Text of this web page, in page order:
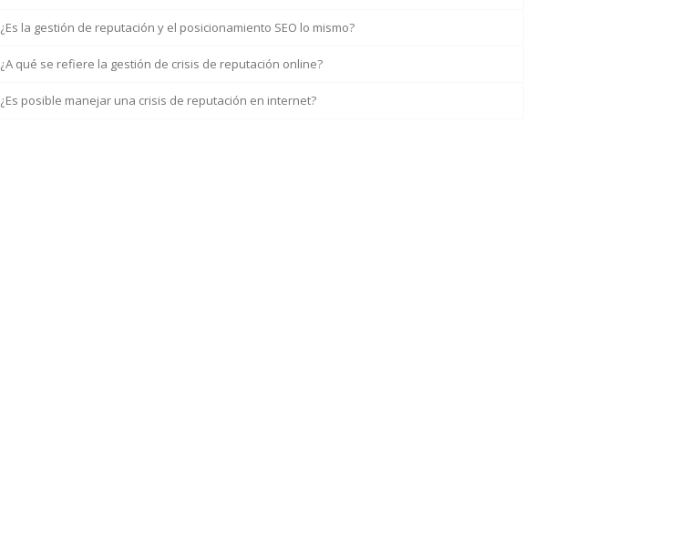
¿Es la gestión de reputación y el posicionamiento SEO lo mismo?
¿A qué se refiere la gestión de crisis de reputación online?
¿Es posible manejar una crisis de reputación en internet?